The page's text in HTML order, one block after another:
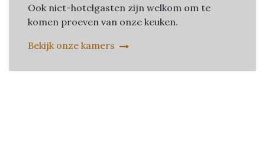
Ook niet-hotelgasten zijn welkom om te
komen proeven van onze keuken.
Bekijk onze kamers